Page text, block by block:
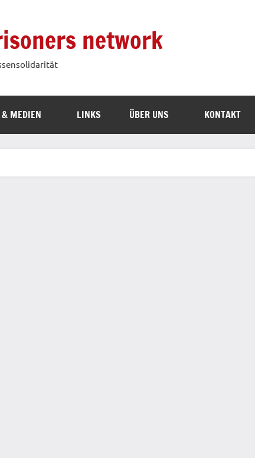
network
MEDIEN LINKS ÜBER UNS KONTAKT